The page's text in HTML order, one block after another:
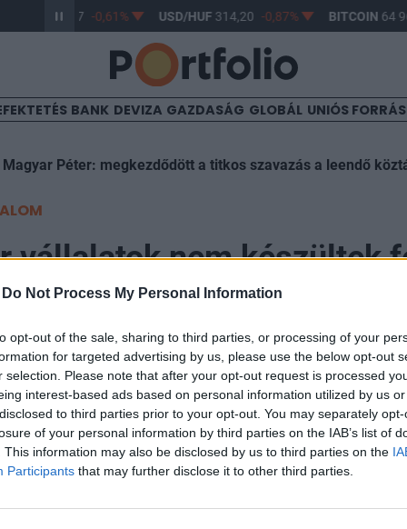
Do Not Process My Personal Information
opt-out of the sale, sharing to third parties, or processing of your
for targeted advertising by us, please use the below opt-out
selection. Please note that after your opt-out request is processed
interest-based ads based on personal information utilized by us
to third parties prior to your opt-out. You may separately
of your personal information by third parties on the IAB’s list of
This information may also be disclosed by us to third parties on the
Participants that may further disclose it to other third parties.
363,17 -0,61% USD/HUF 314,20 -0,87% BITCOIN64
BANK DEVIZA GAZDASÁG GLOBÁL UNIÓS
Magyar Péter: megkezdődött a titkos szavazás a leendő
vállalatok nem készültek
elkerülhetőnek tartja, hogy az Egyesült
hagyja el az Európai Uniót, ezért egyelőre nem
- mutat rá az EY közel 50 vállalati vezető körében